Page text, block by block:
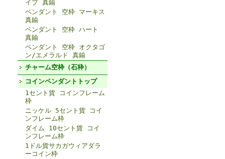
イプ 真鍮
ペンダント 空枠 マーキス
真鍮
ペンダント 空枠 ハート
真鍮
ペンダント 空枠 オクタゴ
ン/エメラルド 真鍮
チャーム空枠（石枠）
コインペンダントトップ
1セント貨 コインフレーム
枠
ニッケル 5セント貨 コイ
ンフレーム枠
ダイム 10セント貨 コイ
ンフレーム枠
1ドル貨サカガウィアダラ
ーコイン枠